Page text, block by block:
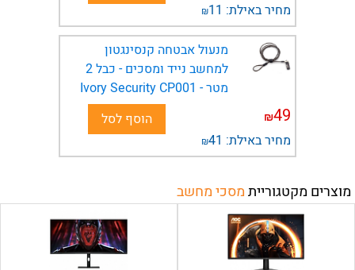
מחיר באילת: 11
₪
מנעול אבטחה קנסינגטון
למחשב נייד ומסכים - כבל 2
מטר - Ivory Security CP001
49
₪
מחיר באילת: 41
₪
הוסף לסל
מוצרים מקטגורייתמסכי מחשב